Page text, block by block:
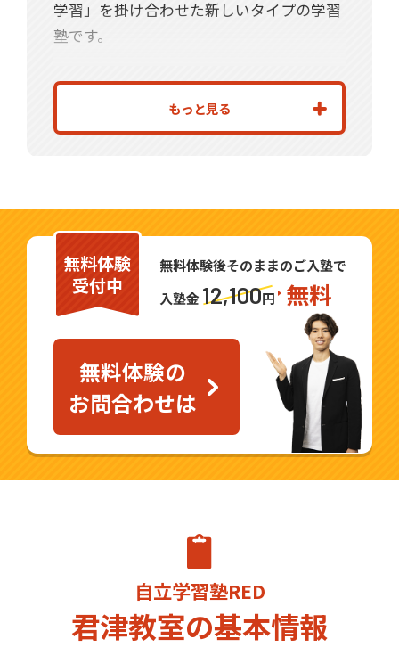
学習」を掛け合わせた新しいタイプの学習
塾です。
基礎的な知識や学習方法・学習習慣を確実
に身につけさせる指導を行っています。こ
れまで当地域で2000人を超える受験生を合
します。
20年を越す指導経験で得たノウハウと、最
先端のICT教育を融合させた指導で、生徒
のやる気を夢の実現につなげていきます。
楽しく勉強し、成績が上がる喜びを一緒に
体感しましょう。見学、学習相談だけでも
OKです。
ご興味をお持ちいただけましたら、是非一
度自立学習RED 君津教室までお気軽にお問
もっと見る
無料体験
受付中
無料体験後そのままのご入塾で
入塾金 12,100円 無料
無料体験の
お問合わせは
自立学習塾RED
君津教室の基本情報